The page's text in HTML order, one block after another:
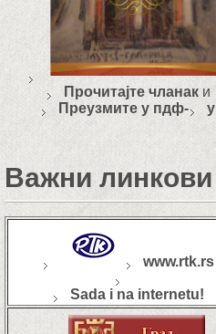
Прочитајте чланаки
Преузмите у пдф-
у
Важни линкови
www.rtk.rs
Sada i na internetu!